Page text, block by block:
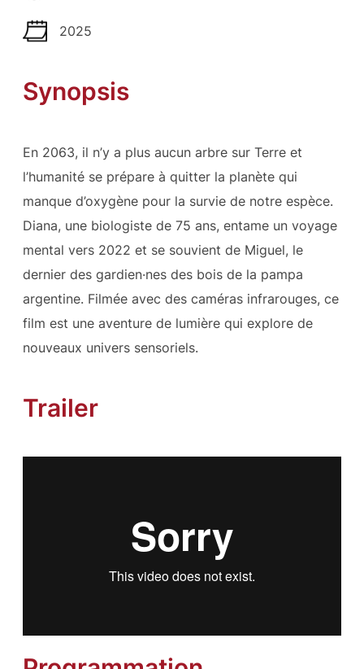
2025
Synopsis
En 2063, il n’y a plus aucun arbre sur Terre et
l’humanité se prépare à quitter la planète qui
manque d’oxygène pour la survie de notre espèce.
Diana, une biologiste de 75 ans, entame un voyage
mental vers 2022 et se souvient de Miguel, le
dernier des gardien·nes des bois de la pampa
argentine. Filmée avec des caméras infrarouges, ce
film est une aventure de lumière qui explore de
nouveaux univers sensoriels.
Trailer